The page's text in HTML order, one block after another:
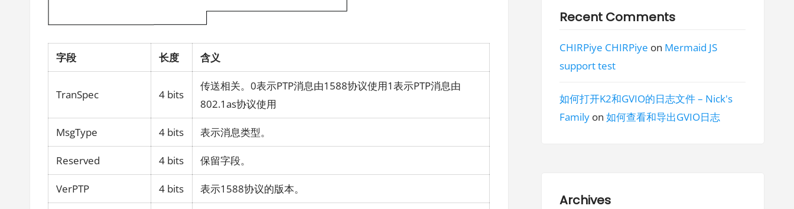
字段 长度 含义
TranSpec 4 bits
传送相关。0表示PTP消息由1588协议使用1表示PTP消息由
802.1as协议使用
MsgType 4 bits 表示消息类型。
Reserved 4 bits 保留字段。
VerPTP 4 bits 表示1588协议的版本。
Recent Comments
CHIRPiye CHIRPiye on Mermaid JS
support test
如何打开K2和GVIO的日志文件 – Nick's
Family on如何查看和导出GVIO日志
Archives